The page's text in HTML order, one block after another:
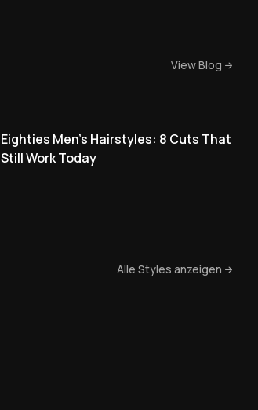
View Blog
Eighties Men’s Hairstyles: 8 Cuts That
Still Work Today
Alle Styles anzeigen